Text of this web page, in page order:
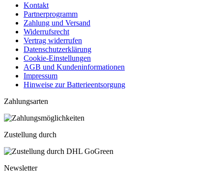
Kontakt
Partnerprogramm
Zahlung und Versand
Widerrufsrecht
Vertrag widerrufen
Datenschutzerklärung
Cookie-Einstellungen
AGB und Kundeninformationen
Impressum
Hinweise zur Batterieentsorgung
Zahlungsarten
Zustellung durch
Newsletter